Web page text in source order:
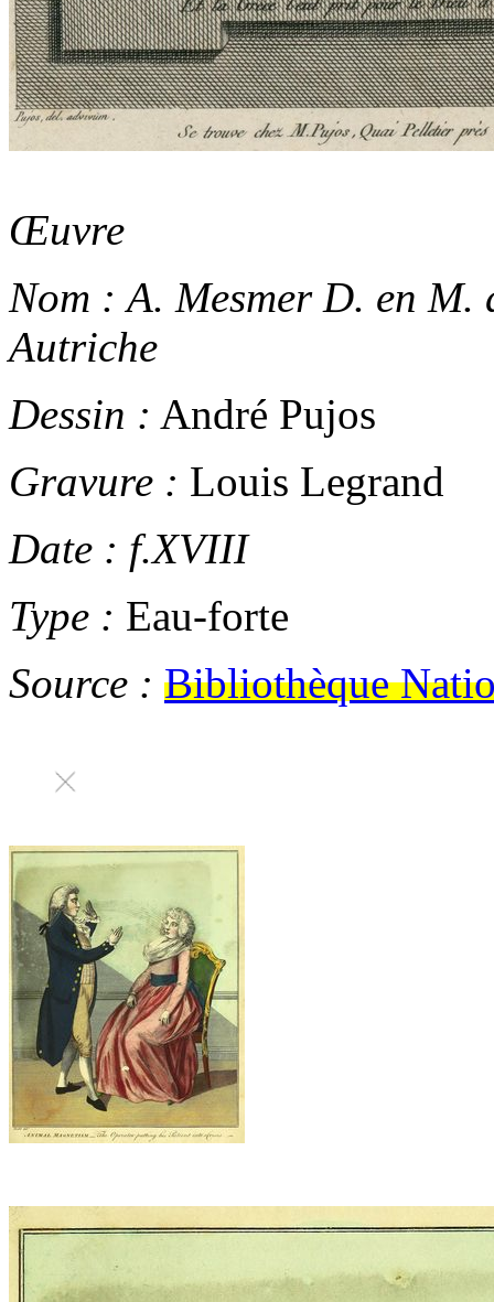
Œuvre
Nom : A. Mesmer D. en M.
Autriche
Dessin : André Pujos
Gravure : Louis Legrand
Date : f.XVIII
Type : Eau-forte
Source : Bibliothèque